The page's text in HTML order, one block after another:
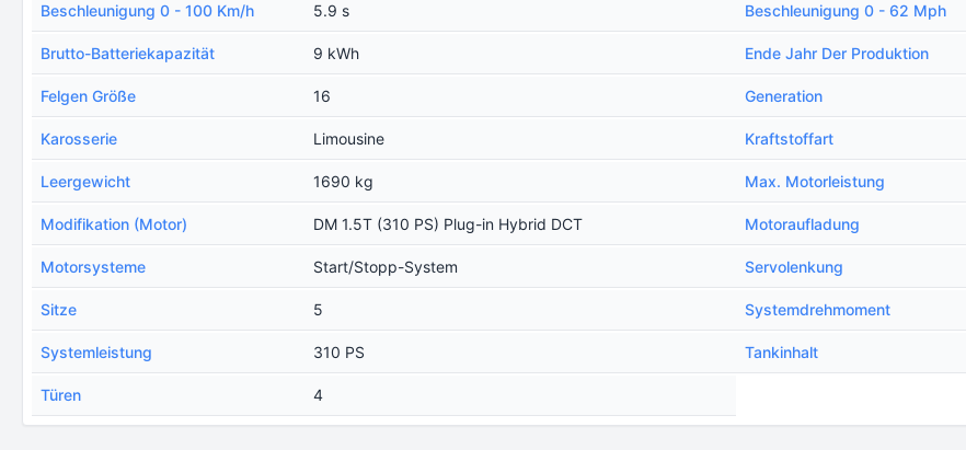
Beschleunigung 0 - 100 Km/h 5.9 s Beschleunigung 0 - 62 Mph
Brutto-Batteriekapazität 9 kWh Ende Jahr Der Produktion
Felgen Größe 16 Generation
Karosserie Limousine Kraftstoffart
Leergewicht 1690 kg Max. Motorleistung
Modifikation (Motor) DM 1.5T (310 PS) Plug-in Hybrid DCT Motoraufladung
Motorsysteme Start/Stopp-System Servolenkung
Sitze 5 Systemdrehmoment
Systemleistung 310 PS Tankinhalt
Türen 4